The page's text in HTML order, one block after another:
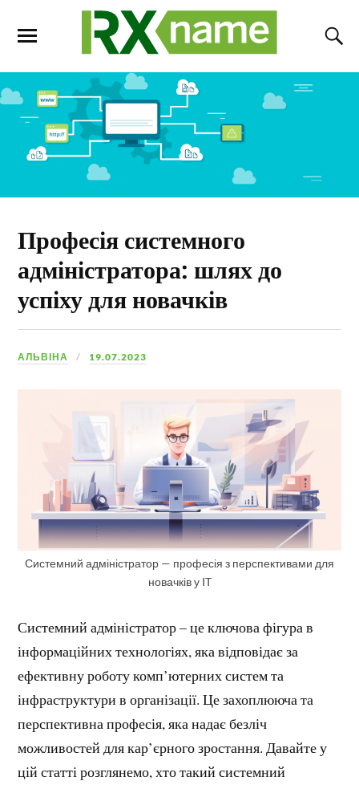
Професія системного
адміністратора: шлях до
успіху для новачків
АЛЬВІНА 19.07.2023
Системний адміністратор — професія з перспективами для
новачків у IT
Системний адміністратор – це ключова фігура в
інформаційних технологіях, яка відповідає за
ефективну роботу комп’ютерних систем та
інфраструктури в організації. Це захоплююча та
перспективна професія, яка надає безліч
можливостей для кар’єрного зростання. Давайте у
цій статті розглянемо, хто такий системний